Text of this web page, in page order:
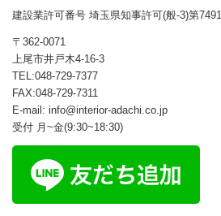
建設業許可番号 埼玉県知事許可(般-3)第
〒362-0071
上尾市井戸木4-16-3
TEL:048-729-7377
FAX:048-729-7311
E-mail: info@interior-adachi.co.jp
受付 月~金(9:30~18:30)